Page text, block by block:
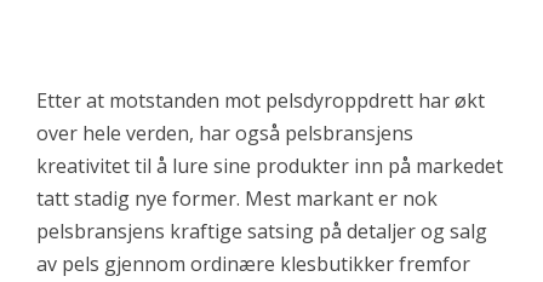
Etter at motstanden mot pelsdyroppdrett har økt
over hele verden, har også pelsbransjens
kreativitet til å lure sine produkter inn på markedet
tatt stadig nye former. Mest markant er nok
pelsbransjens kraftige satsing på detaljer og salg
av pels gjennom ordinære klesbutikker fremfor